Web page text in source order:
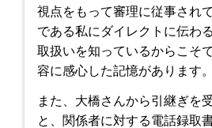
視点をもって審理に従事され
である私にダイレクトに伝わ
取扱いを知っているからこそ
容に感心した記憶があります。
また、大橋さんから引継ぎを
と、関係者に対する電話録取